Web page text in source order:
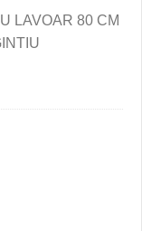
LAVOAR 80 CM